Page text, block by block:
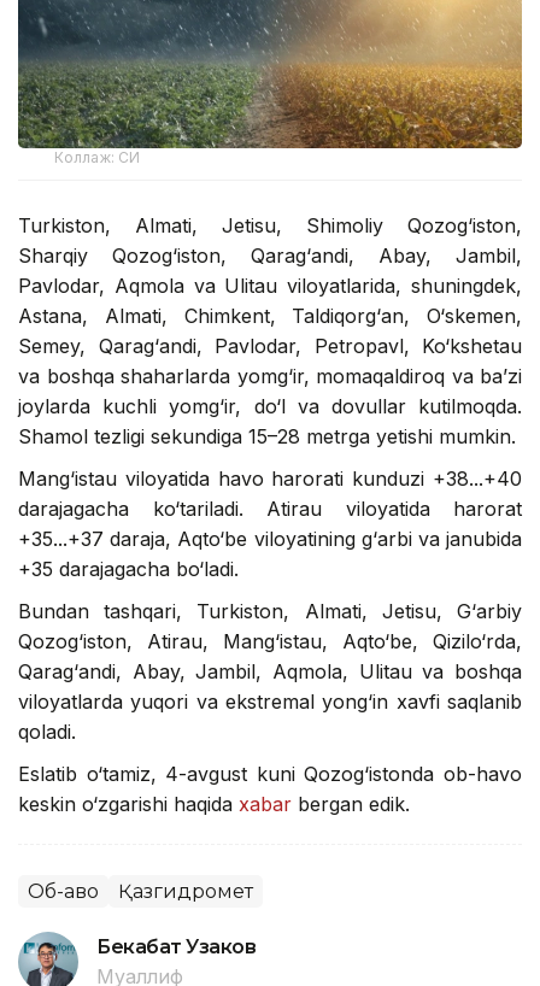
Коллаж: СИ
Turkiston, Almati, Jetisu, Shimoliy Qozog‘iston,
Sharqiy Qozog‘iston, Qarag‘andi, Abay, Jambil,
Pavlodar, Aqmola va Ulitau viloyatlarida, shuningdek,
Astana, Almati, Chimkent, Taldiqorg‘an, O‘skemen,
Semey, Qarag‘andi, Pavlodar, Petropavl, Ko‘kshetau
va boshqa shaharlarda yomg‘ir, momaqaldiroq va ba’zi
joylarda kuchli yomg‘ir, do‘l va dovullar kutilmoqda.
Shamol tezligi sekundiga 15–28 metrga yetishi mumkin.
Mang‘istau viloyatida havo harorati kunduzi +38...+40
darajagacha ko‘tariladi. Atirau viloyatida harorat
+35...+37 daraja, Aqto‘be viloyatining g‘arbi va janubida
+35 darajagacha bo‘ladi.
Bundan tashqari, Turkiston, Almati, Jetisu, G‘arbiy
Qozog‘iston, Atirau, Mang‘istau, Aqto‘be, Qizilo‘rda,
Qarag‘andi, Abay, Jambil, Aqmola, Ulitau va boshqa
viloyatlarda yuqori va ekstremal yong‘in xavfi saqlanib
qoladi.
Eslatib o‘tamiz, 4-avgust kuni Qozog‘istonda ob-havo
keskin o‘zgarishi haqida xabar bergan edik.
Об-ҳаво Қазгидромет
Бекабат Узаков
Муаллиф